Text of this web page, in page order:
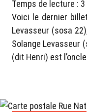
Temps de lecture : 3
Voici le dernier
Levasseur (sosa
Solange Levasseur
(dit Henri) est